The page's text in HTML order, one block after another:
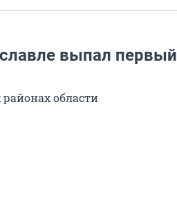
выпал первый
области